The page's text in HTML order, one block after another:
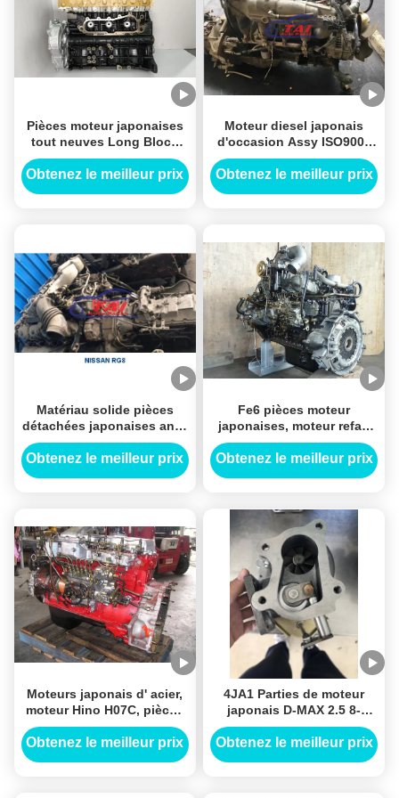
Pièces moteur japonaises
tout neuves Long Block
Pour Toyota 1KD 2KD
Obtenez le meilleur prix
Moteur diesel japonais
d'occasion Assy ISO9001
Pour Nissan TB45
Obtenez le meilleur prix
Matériau solide pièces
détachées japonaises anti-
corrosion pour moteur
NISSAN RG8 Assy
Obtenez le meilleur prix
Fe6 pièces moteur
japonaises, moteur refait
pièces de rechange de
Nissan à prix raisonnable
Obtenez le meilleur prix
Moteurs japonais d' acier,
moteur Hino H07C, pièces
détachées Hino.
Obtenez le meilleur prix
4JA1 Parties de moteur
japonais D-MAX 2.5 8-
972402100 IHI
Turbocompresseur Pour
Obtenez le meilleur prix